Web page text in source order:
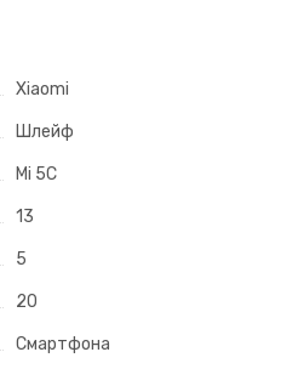
Xiaomi
Шлейф
Mi 5C
13
5
20
Смартфона